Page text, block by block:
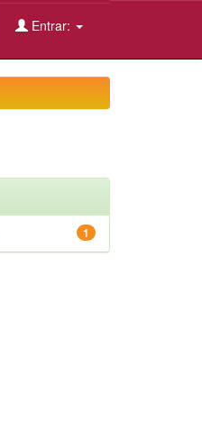
Entrar:
1